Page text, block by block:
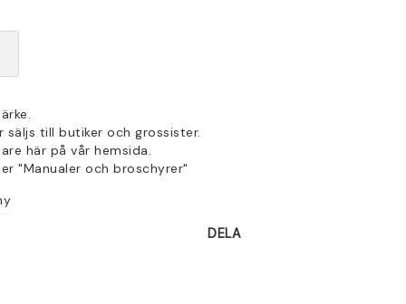
säljs till butiker och grossister.
här på vår hemsida.
"Manualer och broschyrer"
DELA